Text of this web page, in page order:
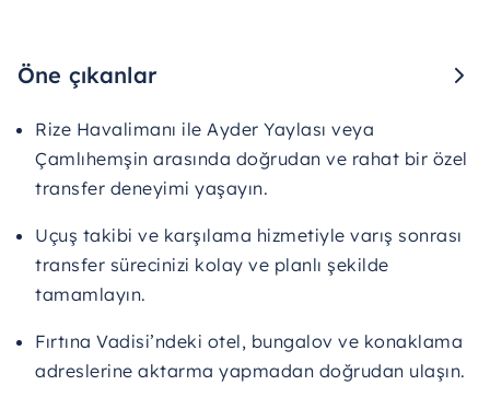
Öne çıkanlar
Rize Havalimanı ile Ayder Yaylası veya
Çamlıhemşin arasında doğrudan ve rahat bir özel
transfer deneyimi yaşayın.
Uçuş takibi ve karşılama hizmetiyle varış sonrası
transfer sürecinizi kolay ve planlı şekilde
tamamlayın.
Fırtına Vadisi’ndeki otel, bungalov ve konaklama
adreslerine aktarma yapmadan doğrudan ulaşın.